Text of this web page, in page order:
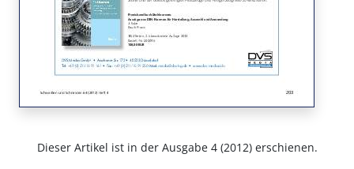
Dieser Artikel ist in der Ausgabe 4 (2012) erschienen.